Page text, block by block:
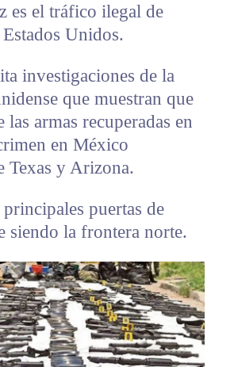
es el tráfico ilegal de
Estados Unidos.
investigaciones de la
que muestran que
las armas recuperadas en
en México
Texas y Arizona.
puertas de
siendo la frontera norte.